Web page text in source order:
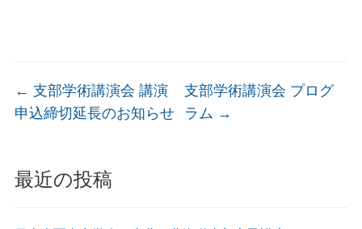
最近の投稿
← 支部学術講演会 講演
申込締切延長のお知らせ
支部学術講演会 プログ
ラム →